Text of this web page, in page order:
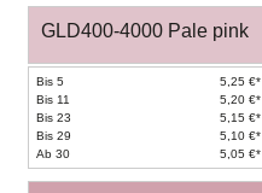
GLD400-4000 Pale pink
Bis 5
5,25 €*
Bis 11
5,20 €*
Bis 23
5,15 €*
Bis 29
5,10 €*
Ab 30
5,05 €*